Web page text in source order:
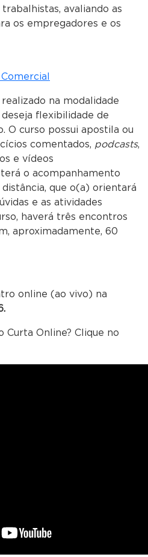
avaliando as
os empregadores e os
realizado na modalidade
flexibilidade de
O curso possui apostila ou
comentados, podcasts,
e vídeos
o acompanhamento
que o(a) orientará
e as atividades
haverá três encontros
aproximadamente, 60
online (ao vivo) na
Curta Online? Clique no